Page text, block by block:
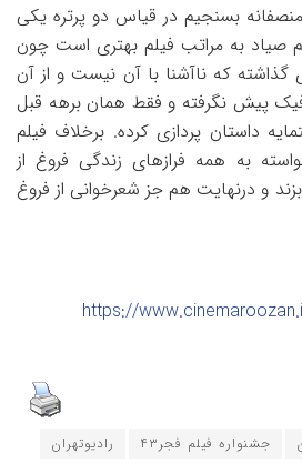
بسنجیم در قیاس دو پرتره یکی
صیاد به مراتب فیلم بهتری است چون
گذاشته که ناآشنا با آن نیست و از آن
پیش نگرفته و فقط همان برهه قبل
داستان پردازی کرده. برخلاف فیلم
به همه فرازهای زندگی فروغ از
و درنهایت هم جز شعرخوانی از فروغ
https://
جشنواره فیلم فجر۴۳
رادیوتهران